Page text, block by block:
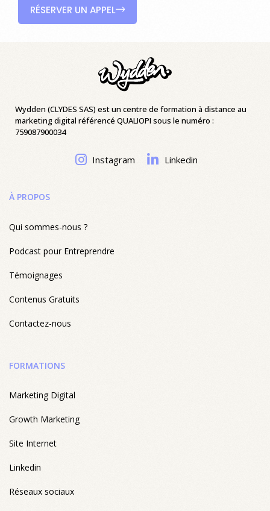
RÉSERVER UN APPEL
Wydden (CLYDES SAS) est un centre de formation à distance au
marketing digital référencé QUALIOPI sous le numéro :
759087900034
Instagram Linkedin
À PROPOS
Qui sommes-nous ?
Podcast pour Entreprendre
Témoignages
Contenus Gratuits
Contactez-nous
FORMATIONS
Marketing Digital
Growth Marketing
Site Internet
Linkedin
Réseaux sociaux